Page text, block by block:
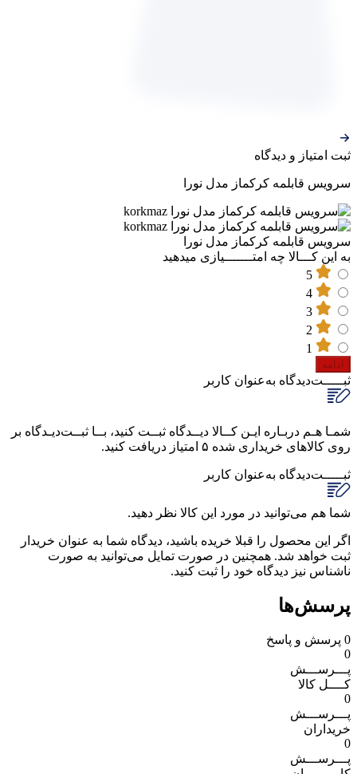
ثبت‌ امتیاز‌ و‌ دیدگاه
سرویس قابلمه کرکماز مدل نورا
سرویس قابلمه کرکماز مدل نورا
به این کـــالا چه امتـــــــیازی میدهید
ادامه
ثبـــــت‌دیدگاه به‌عنوان کاربر
شمـا هـم دربـاره ایـن کــالا دیــدگاه ثبــت کنید، بــا ثبــت‌دیـدگاه بر
روی کالاهای خریداری شده ۵ امتیاز دریافت کنید.
ثبـــــت‌دیدگاه به‌عنوان کاربر
شما هم می‌توانید در مورد این کالا نظر دهید.
اگر این محصول را قبلا خریده باشید، دیدگاه شما به عنوان خریدار
ثبت خواهد شد. همچنین در صورت تمایل می‌توانید به صورت
ناشناس نیز دیدگاه خود را ثبت کنید.
پرسش‌ها
0 پرسش و پاسخ
0
پـــرســـش
کــــل کالا
0
پـــرســـش
خریداران
0
پـــرســـش